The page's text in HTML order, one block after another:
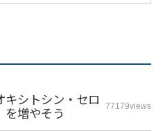
シトシン・セロ
増やそう
77179views